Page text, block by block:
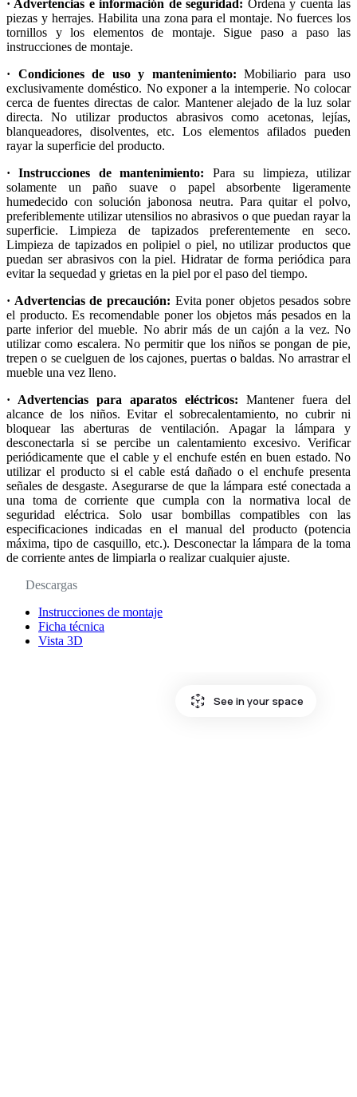
· Advertencias e información de seguridad: Ordena y cuenta las
piezas y herrajes. Habilita una zona para el montaje. No fuerces los
tornillos y los elementos de montaje. Sigue paso a paso las
instrucciones de montaje.
· Condiciones de uso y mantenimiento: Mobiliario para uso
exclusivamente doméstico. No exponer a la intemperie. No colocar
cerca de fuentes directas de calor. Mantener alejado de la luz solar
directa. No utilizar productos abrasivos como acetonas, lejías,
blanqueadores, disolventes, etc. Los elementos afilados pueden
rayar la superficie del producto.
· Instrucciones de mantenimiento: Para su limpieza, utilizar
solamente un paño suave o papel absorbente ligeramente
humedecido con solución jabonosa neutra. Para quitar el polvo,
preferiblemente utilizar utensilios no abrasivos o que puedan rayar la
superficie. Limpieza de tapizados preferentemente en seco.
Limpieza de tapizados en polipiel o piel, no utilizar productos que
puedan ser abrasivos con la piel. Hidratar de forma periódica para
evitar la sequedad y grietas en la piel por el paso del tiempo.
· Advertencias de precaución: Evita poner objetos pesados sobre
el producto. Es recomendable poner los objetos más pesados en la
parte inferior del mueble. No abrir más de un cajón a la vez. No
utilizar como escalera. No permitir que los niños se pongan de pie,
trepen o se cuelguen de los cajones, puertas o baldas. No arrastrar el
mueble una vez lleno.
· Advertencias para aparatos eléctricos: Mantener fuera del
alcance de los niños. Evitar el sobrecalentamiento, no cubrir ni
bloquear las aberturas de ventilación. Apagar la lámpara y
desconectarla si se percibe un calentamiento excesivo. Verificar
periódicamente que el cable y el enchufe estén en buen estado. No
utilizar el producto si el cable está dañado o el enchufe presenta
señales de desgaste. Asegurarse de que la lámpara esté conectada a
una toma de corriente que cumpla con la normativa local de
seguridad eléctrica. Solo usar bombillas compatibles con las
especificaciones indicadas en el manual del producto (potencia
máxima, tipo de casquillo, etc.). Desconectar la lámpara de la toma
de corriente antes de limpiarla o realizar cualquier ajuste.
Descargas
Instrucciones de montaje
Ficha técnica
Vista 3D